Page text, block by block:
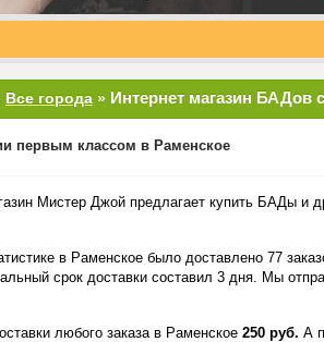
Все города » Интернет магазин БАДов
первым классом в Раменское
Мистер Джой предлагает купить БАДы и
в Раменское было доставлено 77
срок доставки составил 3 дня. Мы
любого заказа в Раменское 250 руб. А